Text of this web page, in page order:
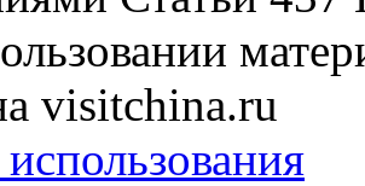
visitchina.ru